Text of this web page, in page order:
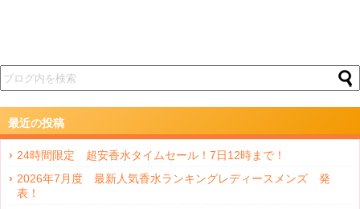
最近の投稿
24時間限定 超安香水タイムセール！7日12時まで！
2026年7月度 最新人気香水ランキングレディースメンズ 発
表！